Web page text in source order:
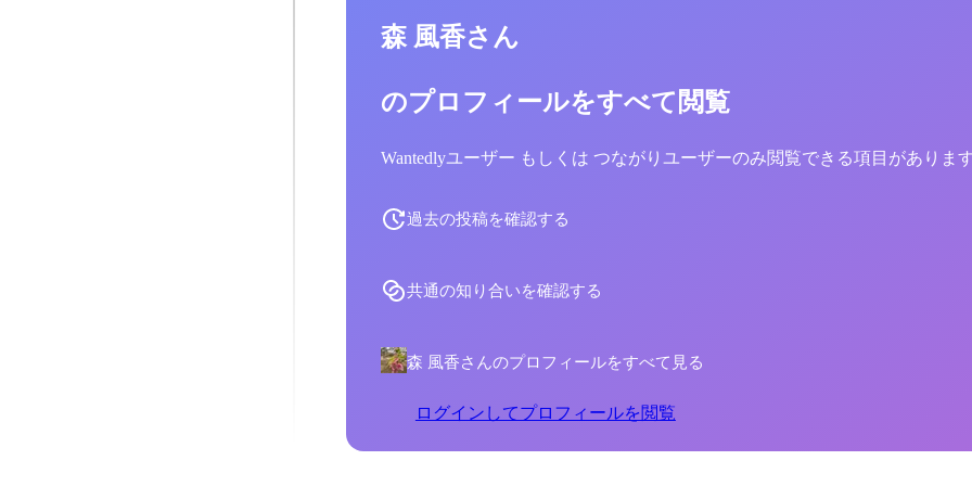
森 風香さん
のプロフィールをすべて閲覧
Wantedlyユーザー もしくは つながりユーザーのみ閲覧できる項目がありま
過去の投稿を確認する
共通の知り合いを確認する
森 風香さんのプロフィールをすべて見る
ログインしてプロフィールを閲覧